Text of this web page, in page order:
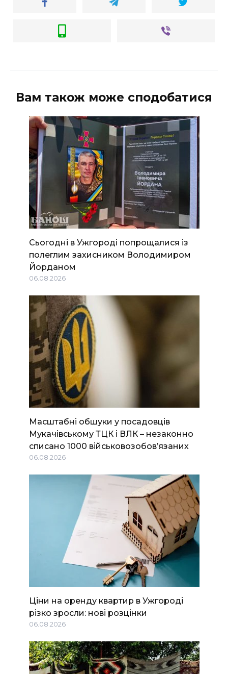
Вам також може сподобатися
Сьогодні в Ужгороді попрощалися із
полеглим захисником Володимиром
Йорданом
06.08.2026
Масштабні обшуки у посадовців
Мукачівському ТЦК і ВЛК – незаконно
списано 1000 військовозобов’язаних
06.08.2026
Ціни на оренду квартир в Ужгороді
різко зросли: нові розцінки
06.08.2026